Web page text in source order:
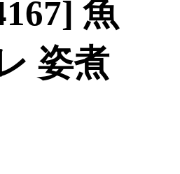
魚
姿煮